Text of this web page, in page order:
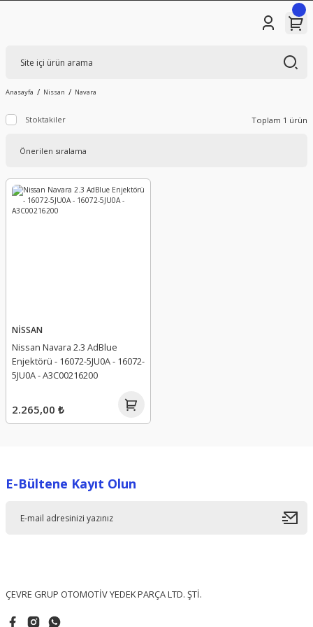
Anasayfa Nissan Navara
Stoktakiler Toplam 1 ürün
NİSSAN
Nissan Navara 2.3 AdBlue
Enjektörü - 16072-5JU0A - 16072-
5JU0A - A3C00216200
2.265,00 ₺
E-Bültene Kayıt Olun
ÇEVRE GRUP OTOMOTİV YEDEK PARÇA LTD. ŞTİ.